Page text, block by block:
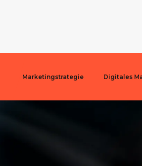
Marketingstrategie Digitales